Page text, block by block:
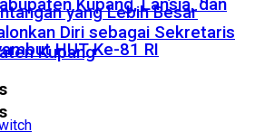
Kupang, Lansia, dan
HUT Ke-81 RI
yang Lebih Besar
Diri sebagai Sekretaris
Kupang